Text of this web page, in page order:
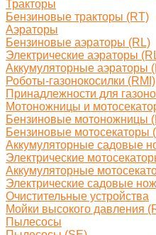
Тракторы
Бензиновые тракторы (RT)
Аэраторы
Бензиновые аэраторы (RL)
Электрические аэраторы
Аккумуляторные аэраторы
Роботы-газонокосилки (RMI)
Принадлежности для
Мотоножницы и
Бензиновые мотоножницы
Бензиновые мотосекаторы
Аккумуляторные садовые
Электрические
Аккумуляторные
Электрические садовые
Очистительные устройства
Мойки высокого давления
Пылесосы